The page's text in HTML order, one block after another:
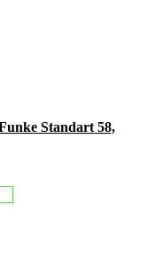
Standart 58,